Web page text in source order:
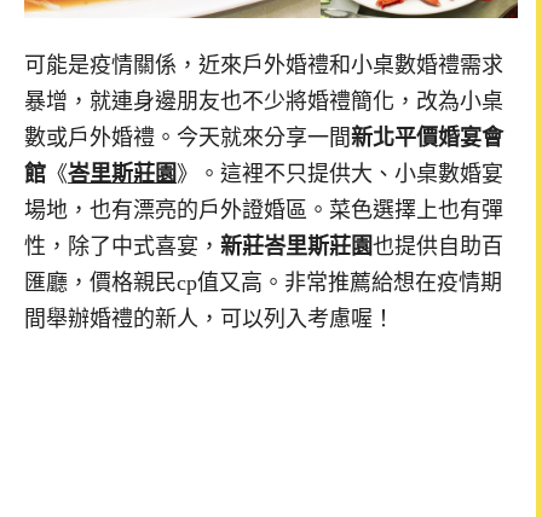
可能是疫情關係，近來戶外婚禮和小桌數婚禮需求
暴增，就連身邊朋友也不少將婚禮簡化，改為小桌
數或戶外婚禮。今天就來分享一間新北平價婚宴會
館 《峇里斯莊園 》。這裡不只提供大、小桌數婚宴
場地，也有漂亮的戶外證婚區。菜色選擇上也有彈
性，除了中式喜宴， 新莊峇里斯莊園也提供自助百
匯廳，價格親民cp值又高。非常推薦給想在疫情期
間舉辦婚禮的新人，可以列入考慮喔！